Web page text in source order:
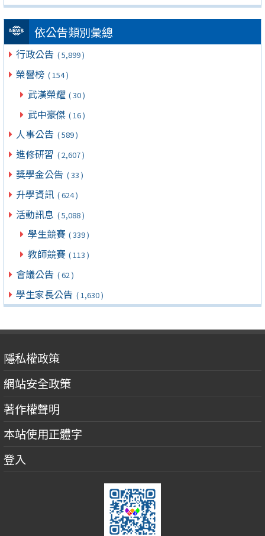
依公告類別彙總
行政公告 ( 5,899 )
榮譽榜 ( 154 )
武漢榮耀 ( 30 )
武中豪傑 ( 16 )
人事公告 ( 589 )
進修研習 ( 2,607 )
獎學金公告 ( 33 )
升學資訊 ( 624 )
活動訊息 ( 5,088 )
學生競賽 ( 339 )
教師競賽 ( 113 )
會議公告 ( 62 )
學生家長公告 ( 1,630 )
隱私權政策
網站安全政策
著作權聲明
本站使用正體字
登入